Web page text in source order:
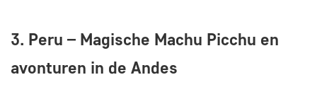
3. Peru – Magische Machu Picchu en
avonturen in de Andes